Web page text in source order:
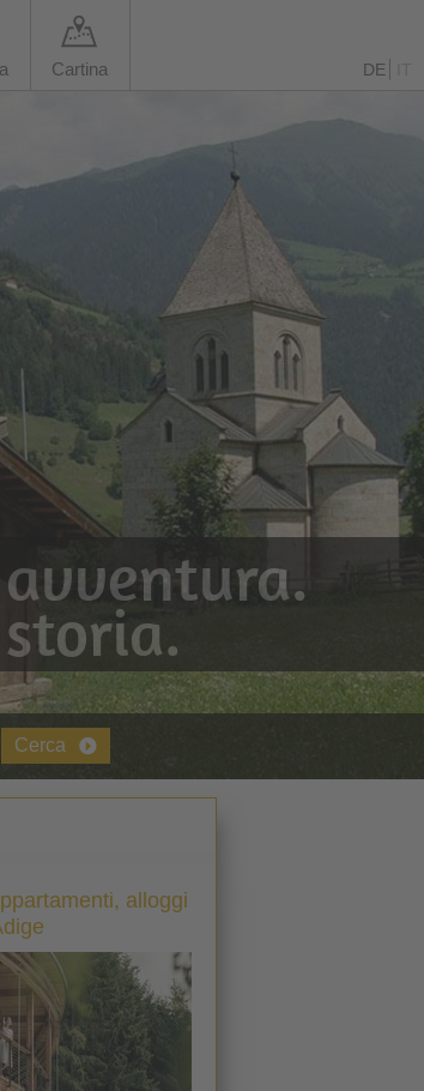
Cartina DE
Cerca
alloggi